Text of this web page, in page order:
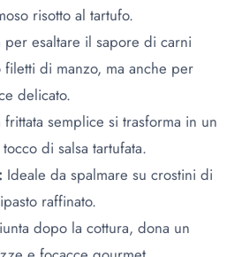
risotto al tartufo.
per esaltare il sapore di carni
di manzo, ma anche per
delicato.
frittata semplice si trasforma in un
di salsa tartufata.
Ideale da spalmare su crostini di
raffinato.
dopo la cottura, dona un